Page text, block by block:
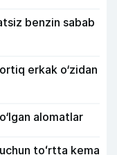
benzin sabab
erkak o‘zidan
alomatlar
toʻrtta kema